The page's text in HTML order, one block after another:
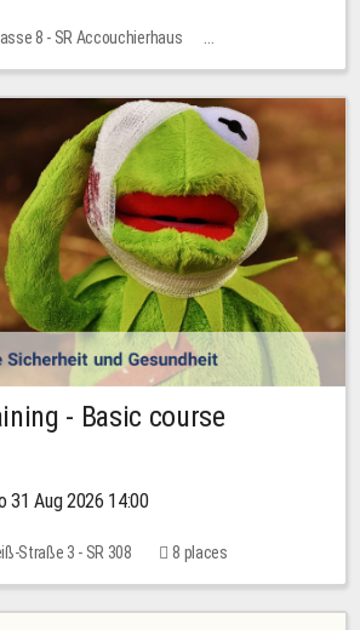
8 - SR Accouchierhaus
- Basic course
31 Aug 2026 14:00
Straße 3 - SR 308 8 places